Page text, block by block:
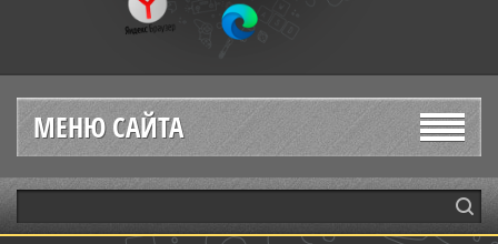
МЕНЮ САЙТА